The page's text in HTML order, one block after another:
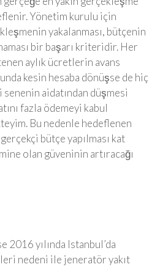
Yönetim kurulu için
yakalanması, bütçenin
bir başarı kriteridir. Her
aylık ücretlerin avans
kesin hesaba dönüşse de hiç
aidatından düşmesi
fazla ödemeyi kabul
Bu nedenle hedeflenen
bütçe yapılması kat
olan güveninin artıracağı
2016 yılında Istanbul’da
nedeni ile jeneratör yakıt